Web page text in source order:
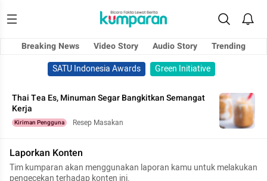
Breaking News Video Story Audio Story
Trending
SATU Indonesia Awards
Green Initiative
Thai Tea Es, Minuman Segar Bangkitkan Semangat
Kerja
Kiriman Pengguna Resep Masakan
Laporkan Konten
Tim kumparan akan menggunakan laporan kamu untuk melakukan
pengecekan terhadap konten ini.